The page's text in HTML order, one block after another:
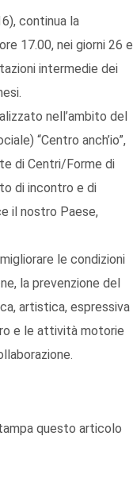
continua la
17.00, nei giorni 26 e
intermedie dei
nell’ambito del
“Centro anch’io”,
di Centri/Forme di
di incontro e di
il nostro Paese,
le condizioni
la prevenzione del
artistica, espressiva
e le attività motorie
questo articolo